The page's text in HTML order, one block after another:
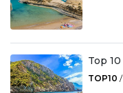
Top
TOP10 /